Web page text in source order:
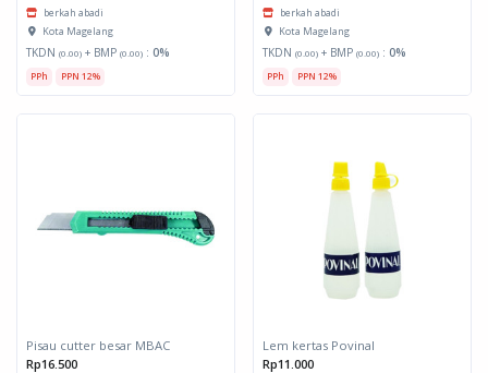
berkah abadi
Kota Magelang
TKDN (0.00) + BMP (0.00) : 0%
PPh PPN 12%
berkah abadi
Kota Magelang
TKDN (0.00) + BMP (0.00) : 0%
PPh PPN 12%
Pisau cutter besar MBAC
Rp16.500
Lem kertas Povinal
Rp11.000